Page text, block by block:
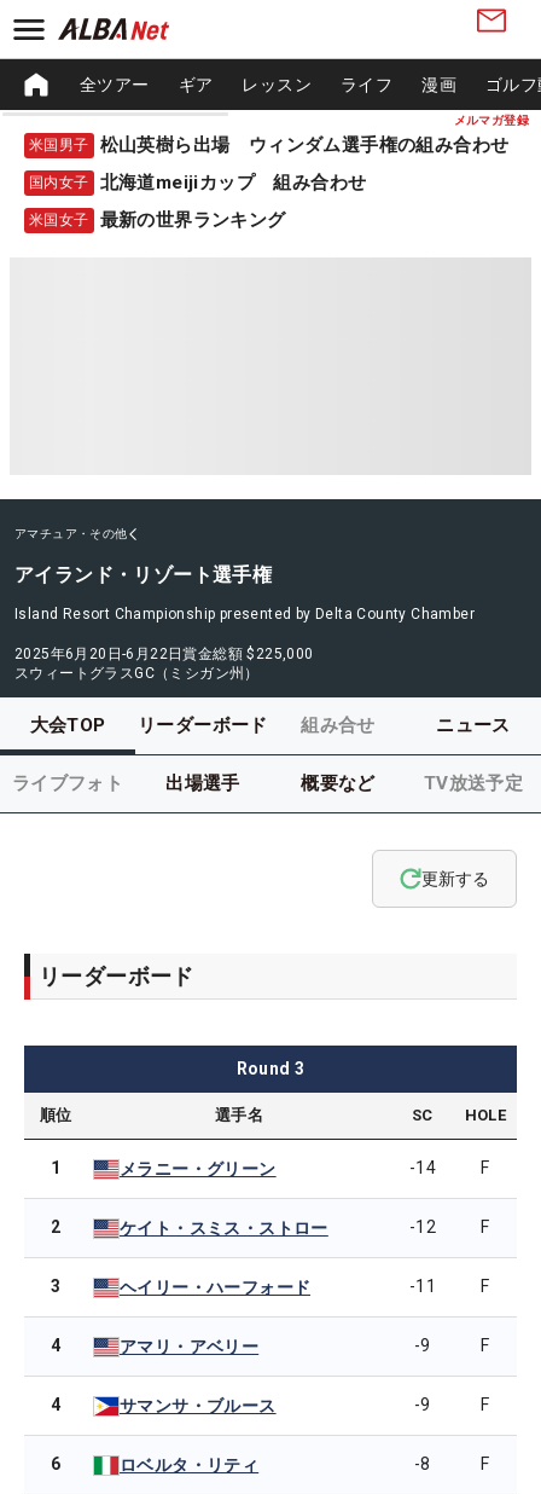
メルマガ登録
全ツアー ギア レッスン ライフ 漫画 ゴル
米国男子 松山英樹ら出場 ウィンダム選手権の組み合わせ
国内女子 北海道meijiカップ 組み合わせ
米国女子 最新の世界ランキング
アマチュア・その他
アイランド・リゾート選手権
Island Resort Championship presented by Delta County Chamber
2025年6月20日-6月22日賞金総額 $225,000
スウィートグラスGC（ミシガン州）
大会TOP リーダーボード 組み合せ ニュース
ライブフォト 出場選手 概要など TV放送予定
更新する
リーダーボード
Round 3
順位 選手名 SC HOLE
1 メラニー・グリーン -14 F
2 ケイト・スミス・ストロー -12 F
3 ヘイリー・ハーフォード -11 F
4 アマリ・アベリー -9 F
4 サマンサ・ブルース -9 F
6 ロベルタ・リティ -8 F